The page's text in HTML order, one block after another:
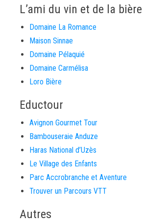
L’ami du vin et de la bière
Domaine La Romance
Maison Sinnae
Domaine Pélaquié
Domaine Carmélisa
Loro Bière
Eductour
Avignon Gourmet Tour
Bambouseraie Anduze
Haras National d’Uzès
Le Village des Enfants
Parc Accrobranche et Aventure
Trouver un Parcours VTT
Autres